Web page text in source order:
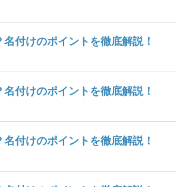
名付けのポイントを徹底解説！
名付けのポイントを徹底解説！
名付けのポイントを徹底解説！